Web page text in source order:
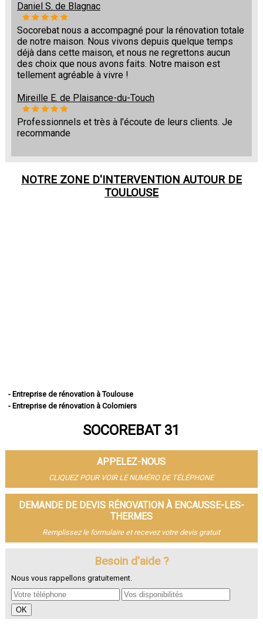
Daniel S. de Blagnac
Socorebat nous a accompagné pour la rénovation totale
de notre maison. Nous vivons depuis quelque temps
déjà dans cette maison, et nous ne regrettons aucun
des choix que nous avons faits. Notre maison est
tellement agréable à vivre !
Mireille E. de Plaisance-du-Touch
Professionnels et très à l’écoute de leurs clients. Je
recommande
NOTRE ZONE D'INTERVENTION AUTOUR DE
TOULOUSE
- Entreprise de rénovation à Toulouse
- Entreprise de rénovation à Colomiers
- Entreprise de rénovation à Muret
- Entreprise de rénovation à Plaisance-du-Touch
- Entreprise de rénovation à Cugnaux
- Entreprise de rénovation à Balma
- Entreprise de rénovation à L'Union
- Entreprise de rénovation à Saint-Gaudens
- Entreprise de rénovation à Ramonville-Saint-Agne
- Entreprise de rénovation à Castanet-Tolosan
- Entreprise de rénovation à Saint-Jean
- Entreprise de rénovation à Revel
- Entreprise de rénovation à Auterive
- Entreprise de rénovation à Castelginest
- Entreprise de rénovation à Saint-Lys
SOCOREBAT 31
APPELEZ-NOUS
CLIQUEZ POUR VOIR LE NUMÉRO DE TÉLÉPHONE
DEMANDE DE DEVIS RÉNOVATION À ENCAUSSE-LES-
THERMES
Remplissez le formulaire et recevez votre devis gratuit
Besoin d'aide ?
Nous vous rappellons gratuitement.